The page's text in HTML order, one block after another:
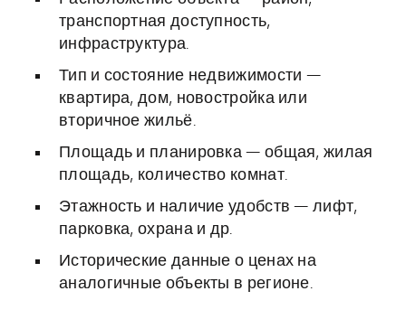
транспортная доступность,
инфраструктура.
Тип и состояние недвижимости —
квартира, дом, новостройка или
вторичное жильё.
Площадь и планировка — общая, жилая
площадь, количество комнат.
Этажность и наличие удобств — лифт,
парковка, охрана и др.
Исторические данные о ценах на
аналогичные объекты в регионе.